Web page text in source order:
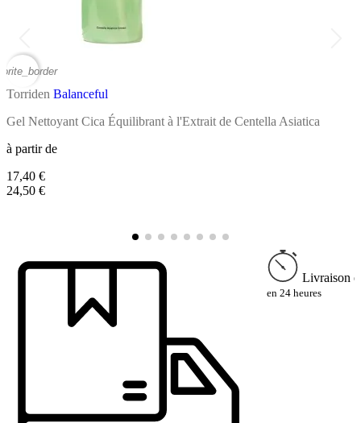
Torriden Balanceful
Gel Nettoyant Cica Équilibrant à l'Extrait de Centella Asiatica
à partir de
17,40 €
24,50 €
Livraison
en 24 heures